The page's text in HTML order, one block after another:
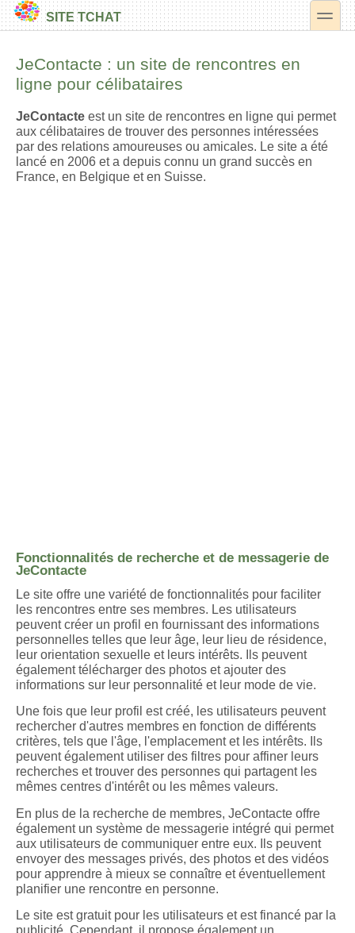
SITE TCHAT toggle
JeContacte : un site de rencontres en
ligne pour célibataires
JeContacte est un site de rencontres en ligne qui permet
aux célibataires de trouver des personnes intéressées
par des relations amoureuses ou amicales. Le site a été
lancé en 2006 et a depuis connu un grand succès en
France, en Belgique et en Suisse.
Fonctionnalités de recherche et de messagerie de
JeContacte
Le site offre une variété de fonctionnalités pour faciliter
les rencontres entre ses membres. Les utilisateurs
peuvent créer un profil en fournissant des informations
personnelles telles que leur âge, leur lieu de résidence,
leur orientation sexuelle et leurs intérêts. Ils peuvent
également télécharger des photos et ajouter des
informations sur leur personnalité et leur mode de vie.
Une fois que leur profil est créé, les utilisateurs peuvent
rechercher d'autres membres en fonction de différents
critères, tels que l'âge, l'emplacement et les intérêts. Ils
peuvent également utiliser des filtres pour affiner leurs
recherches et trouver des personnes qui partagent les
mêmes centres d'intérêt ou les mêmes valeurs.
En plus de la recherche de membres, JeContacte offre
également un système de messagerie intégré qui permet
aux utilisateurs de communiquer entre eux. Ils peuvent
envoyer des messages privés, des photos et des vidéos
pour apprendre à mieux se connaître et éventuellement
planifier une rencontre en personne.
Le site est gratuit pour les utilisateurs et est financé par la
publicité. Cependant, il propose également un